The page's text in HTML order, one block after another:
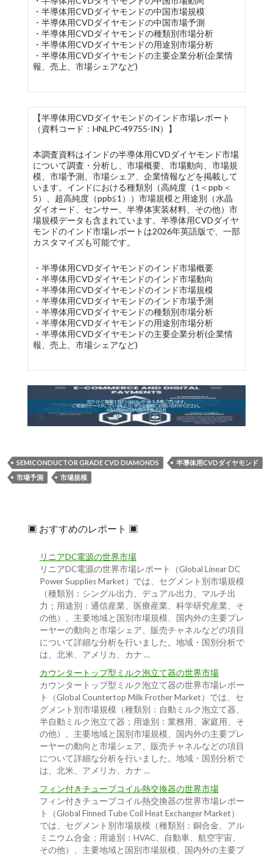
・半導体用CVDダイヤモンドの中国市場規模
・半導体用CVDダイヤモンドの中国市場予測
・半導体用CVDダイヤモンドの種類別市場分析
・半導体用CVDダイヤモンドの用途別市場分析
・半導体用CVDダイヤモンドの主要企業分析(企業情
報、売上、市場シェアなど)
【半導体用CVDダイヤモンドのインド市場レポート
（資料コード：HNLPC-49755-IN）】
本調査資料はインドの半導体用CVDダイヤモンド市場
について調査・分析し、市場概要、市場動向、市場規
模、市場予測、市場シェア、企業情報などを掲載して
います。インドにおける種類別（高純度（1＜ppb＜
5）、超高純度（ppb≦1））市場規模と用途別（水晶
ダイオード、センサー、半導体実装材料、その他）市
場規模データも含まれています。半導体用CVDダイヤ
モンドのインド市場レポートは2026年英語版で、一部
カスタマイズも可能です。
・半導体用CVDダイヤモンドのインド市場概要
・半導体用CVDダイヤモンドのインド市場動向
・半導体用CVDダイヤモンドのインド市場規模
・半導体用CVDダイヤモンドのインド市場予測
・半導体用CVDダイヤモンドの種類別市場分析
・半導体用CVDダイヤモンドの用途別市場分析
・半導体用CVDダイヤモンドの主要企業分析(企業情
報、売上、市場シェアなど)
SEMICONDUCTOR GRADE CVD DIAMONDS
半導体用CVDダイヤモンド
市場予測
市場規模
▣ おすすめのレポート ▣
リニアDC電源の世界市場
リニアDC電源の世界市場レポート（Global Linear DC
Power Supplies Market）では、セグメント別市場規模
（種類別：シングル出力、デュアル出力、マルチ出
力；用途別：通信産業、医療産業、科学研究産業、そ
の他）、主要地域と国別市場規模、国内外の主要プレ
ーヤーの動向と市場シェア、販売チャネルなどの項目
について詳細な分析を行いました。地域・国別分析で
は、北米、アメリカ、カナ …
カウンタートップ型ミルク泡立て器の世界市場
カウンタートップ型ミルク泡立て器の世界市場レポー
ト（Global Countertop Milk Frother Market）では、セ
グメント別市場規模（種類別：自動ミルク泡立て器、
半自動ミルク泡立て器；用途別：業務用、家庭用、そ
の他）、主要地域と国別市場規模、国内外の主要プレ
ーヤーの動向と市場シェア、販売チャネルなどの項目
について詳細な分析を行いました。地域・国別分析で
は、北米、アメリカ、カナ …
フィン付きチューブコイル熱交換器の世界市場
フィン付きチューブコイル熱交換器の世界市場レポー
ト（Global Finned Tube Coil Heat Exchanger Market）
では、セグメント別市場規模（種類別：銅合金、アル
ミニウム合金；用途別：HVAC、自動車、航空宇宙、
その他）、主要地域と国別市場規模、国内外の主要プ